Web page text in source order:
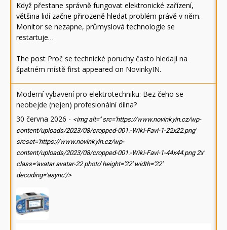
Když přestane správně fungovat elektronické zařízení,
většina lidí začne přirozeně hledat problém právě v něm.
Monitor se nezapne, průmyslová technologie se
restartuje…
The post Proč se technické poruchy často hledají na
špatném místě first appeared on NovinkyIN.
Moderní vybavení pro elektrotechniku: Bez čeho se
neobejde (nejen) profesionální dílna?
30 června 2026 - <img alt='' src='https://www.novinkyin.cz/wp-
content/uploads/2023/08/cropped-001.-Wiki-Favi-1-22x22.png'
srcset='https://www.novinkyin.cz/wp-
content/uploads/2023/08/cropped-001.-Wiki-Favi-1-44x44.png 2x'
class='avatar avatar-22 photo' height='22' width='22'
decoding='async'/>